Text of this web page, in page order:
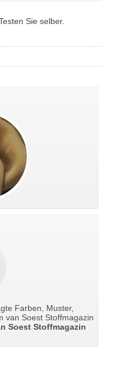
Sie selber.
Farben, Muster,
van Soest Stoffmagazin
Soest Stoffmagazin